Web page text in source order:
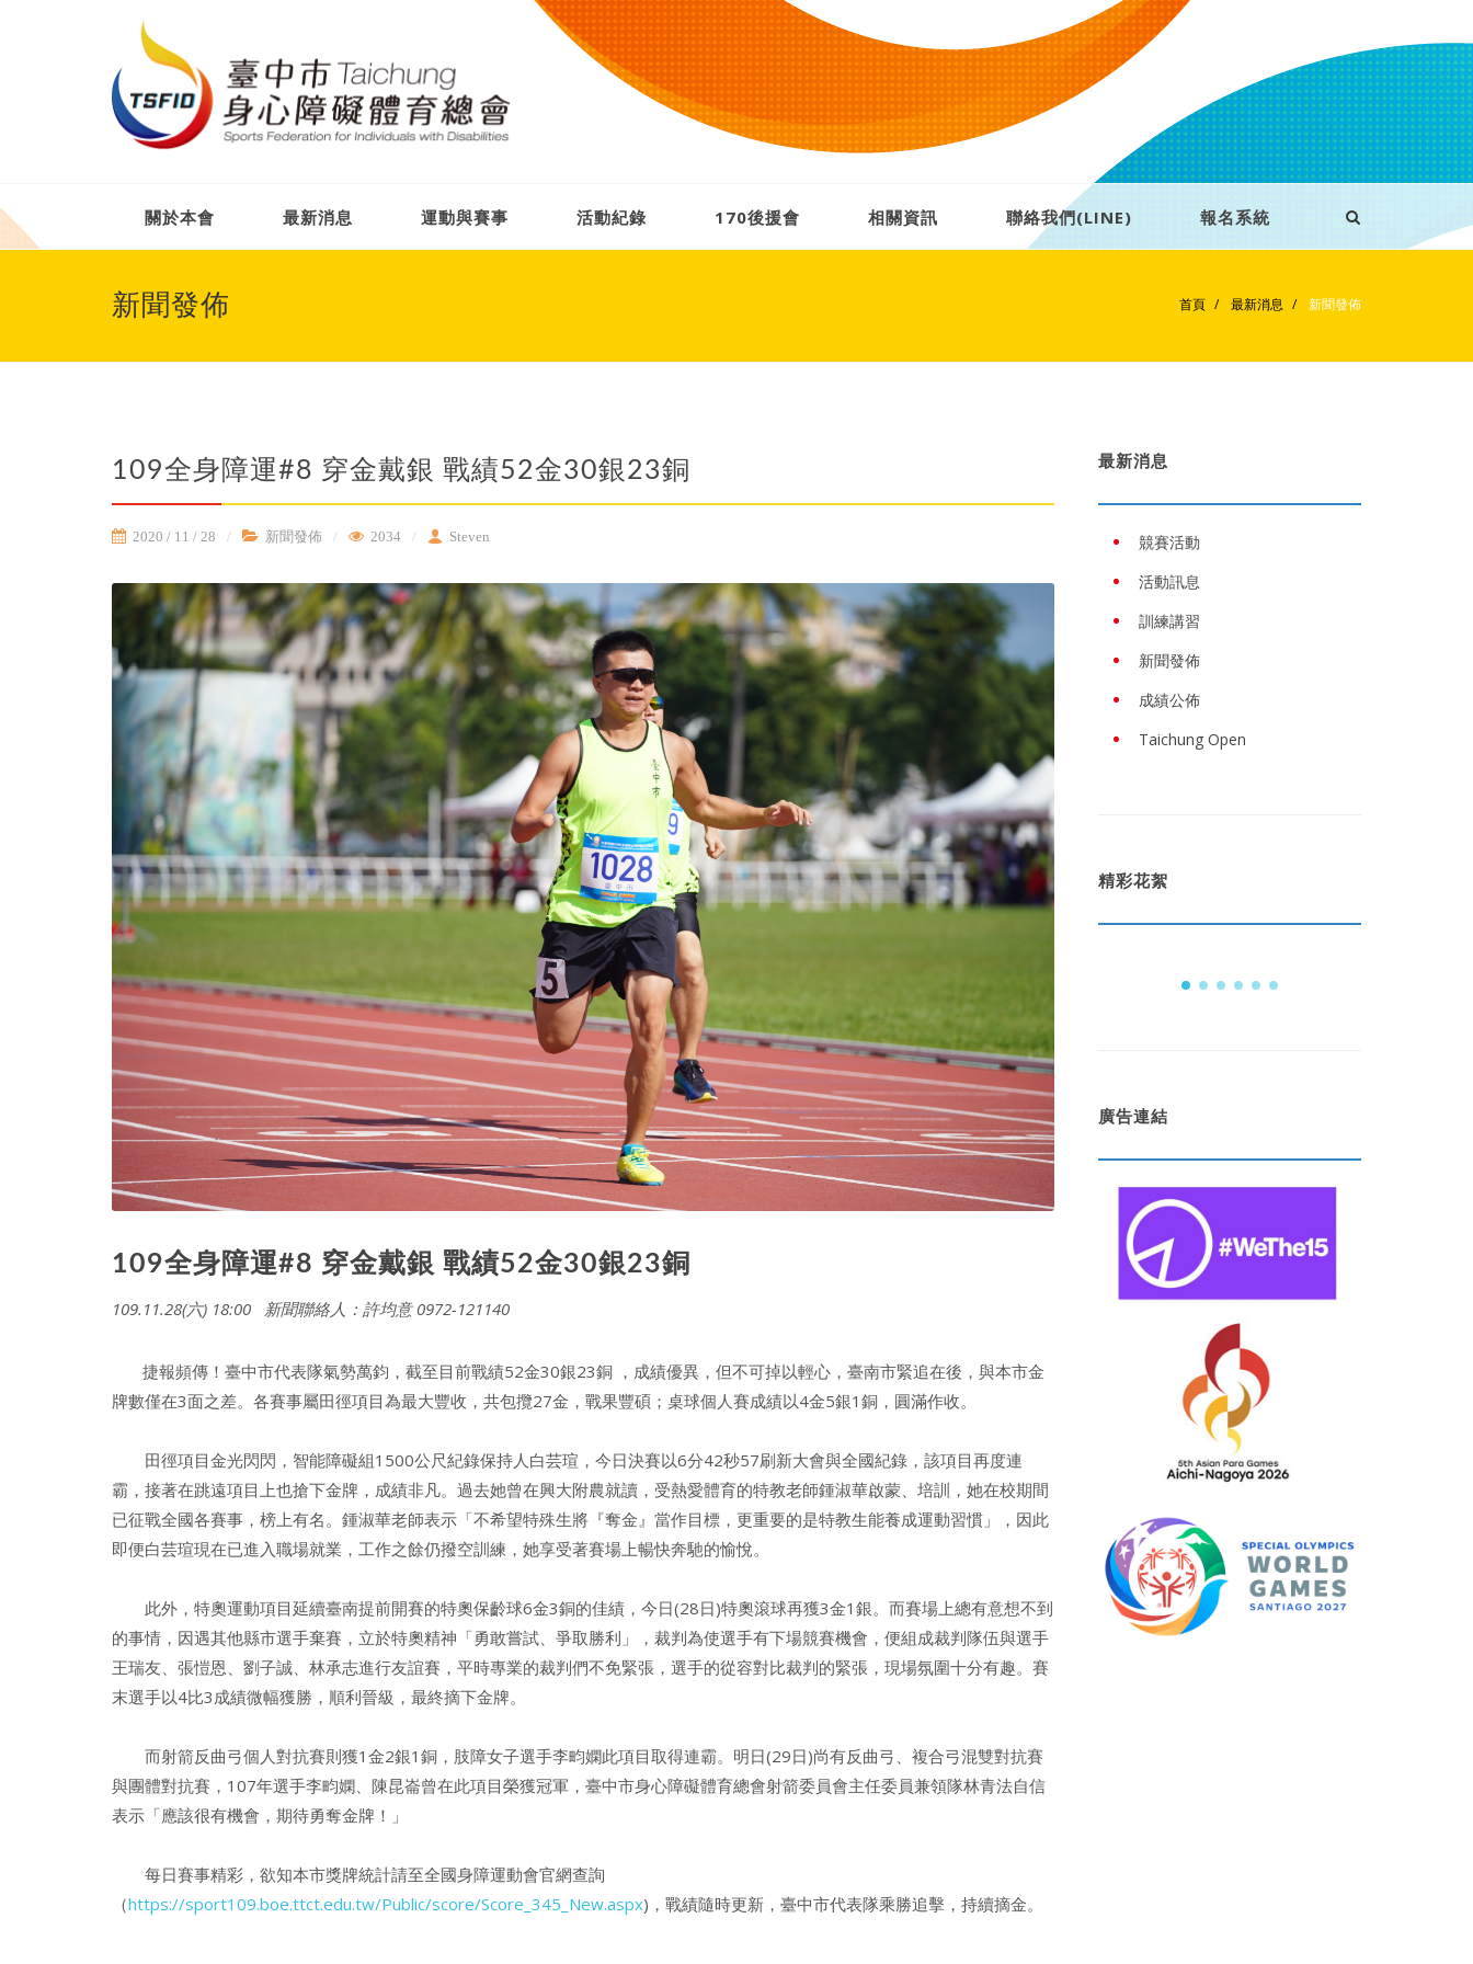
關於本會 最新消息 運動與賽事 活動紀錄 170後援會 相關資訊 聯絡我們(LINE) 報名系統
新聞發佈 首頁 最新消息 新聞發佈
109全身障運#8 穿金戴銀 戰績52金30銀23銅
2020 / 11 / 28 新聞發佈 2034 Steven
109全身障運#8 穿金戴銀 戰績52金30銀23銅
109.11.28(六) 18:00 新聞聯絡人：許均意 0972-121140
捷報頻傳！臺中市代表隊氣勢萬鈞，截至目前戰績52金30銀23銅 ，成績優異，但不可掉以輕心，臺南市緊追在後，與本市金
牌數僅在3面之差。各賽事屬田徑項目為最大豐收，共包攬27金，戰果豐碩；桌球個人賽成績以4金5銀1銅，圓滿作收。
田徑項目金光閃閃，智能障礙組1500公尺紀錄保持人白芸瑄，今日決賽以6分42秒57刷新大會與全國紀錄，該項目再度連
霸，接著在跳遠項目上也搶下金牌，成績非凡。過去她曾在興大附農就讀，受熱愛體育的特教老師鍾淑華啟蒙、培訓，她在校期間
已征戰全國各賽事，榜上有名。鍾淑華老師表示「不希望特殊生將『奪金』當作目標，更重要的是特教生能養成運動習慣」，因此
即便白芸瑄現在已進入職場就業，工作之餘仍撥空訓練，她享受著賽場上暢快奔馳的愉悅。
此外，特奧運動項目延續臺南提前開賽的特奧保齡球6金3銅的佳績，今日(28日)特奧滾球再獲3金1銀。而賽場上總有意想不到
的事情，因遇其他縣市選手棄賽，立於特奧精神「勇敢嘗試、爭取勝利」，裁判為使選手有下場競賽機會，便組成裁判隊伍與選手
王瑞友、張愷恩、劉子誠、林承志進行友誼賽，平時專業的裁判們不免緊張，選手的從容對比裁判的緊張，現場氛圍十分有趣。賽
末選手以4比3成績微幅獲勝，順利晉級，最終摘下金牌。
而射箭反曲弓個人對抗賽則獲1金2銀1銅，肢障女子選手李畇嫻此項目取得連霸。明日(29日)尚有反曲弓、複合弓混雙對抗賽
與團體對抗賽，107年選手李畇嫻、陳昆崙曾在此項目榮獲冠軍，臺中市身心障礙體育總會射箭委員會主任委員兼領隊林青法自信
表示「應該很有機會，期待勇奪金牌！」
每日賽事精彩，欲知本市獎牌統計請至全國身障運動會官網查詢
（https://sport109.boe.ttct.edu.tw/Public/score/Score_345_New.aspx)，戰績隨時更新，臺中市代表隊乘勝追擊，持續摘金。
最新消息
競賽活動
活動訊息
訓練講習
新聞發佈
成績公佈
Taichung Open
精彩花絮
廣告連結